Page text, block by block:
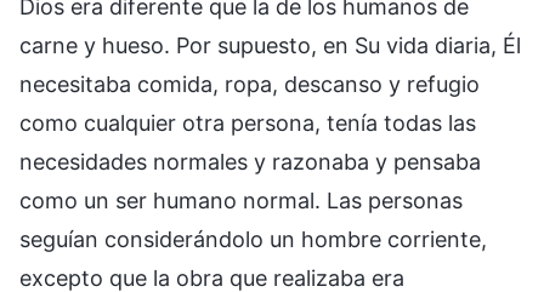
Dios era diferente que la de los humanos de
carne y hueso. Por supuesto, en Su vida diaria, Él
necesitaba comida, ropa, descanso y refugio
como cualquier otra persona, tenía todas las
necesidades normales y razonaba y pensaba
como un ser humano normal. Las personas
seguían considerándolo un hombre corriente,
excepto que la obra que realizaba era